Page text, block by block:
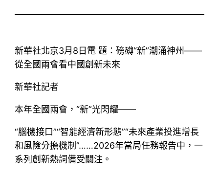
新華社北京3月8日電 題：磅礴“新”潮涌神州——
從全國兩會看中國創新未來
新華社記者
本年全國兩會，“新”光閃耀——
“腦機接口”“智能經濟新形態”“未來產業投進增長
和風險分擔機制”……2026年當局任務報告中，一
系列創新熱詞備受關注。